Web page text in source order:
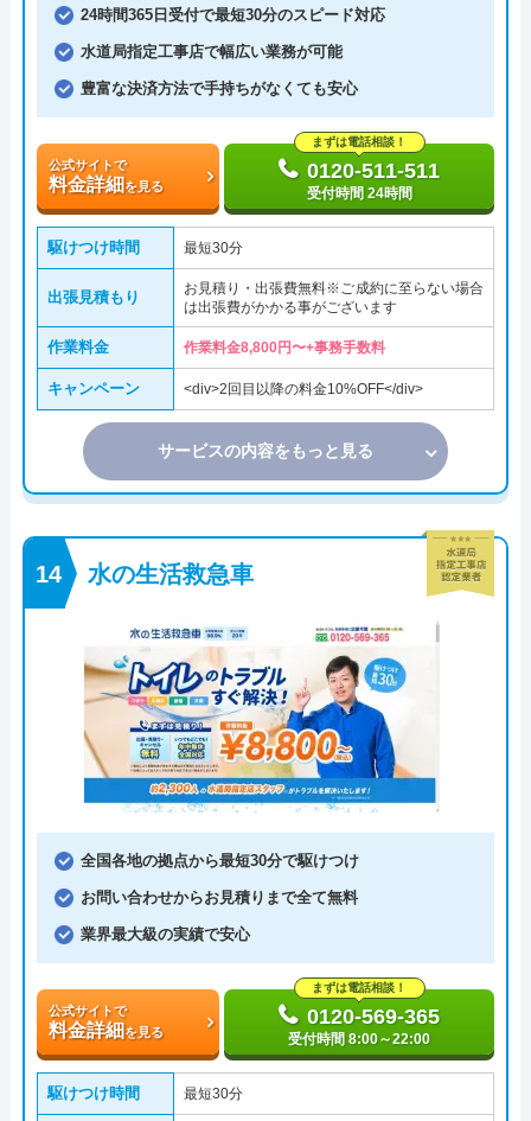
24時間365日受付で最短30分のスピード対応
水道局指定工事店で幅広い業務が可能
豊富な決済方法で手持ちがなくても安心
公式サイトで
料金詳細を見る
まずは電話相談！
0120-511-511
受付時間 24時間
駆けつけ時間 最短30分
出張見積もり
お見積り・出張費無料※ご成約に至らない場合
は出張費がかかる事がございます
作業料金 作業料金8,800円〜+事務手数料
キャンペーン <div>2回目以降の料金10%OFF</div>
サービスの内容をもっと見る
水の生活救急車
全国各地の拠点から最短30分で駆けつけ
お問い合わせからお見積りまで全て無料
業界最大級の実績で安心
公式サイトで
料金詳細を見る
まずは電話相談！
0120-569-365
受付時間 8:00～22:00
駆けつけ時間 最短30分